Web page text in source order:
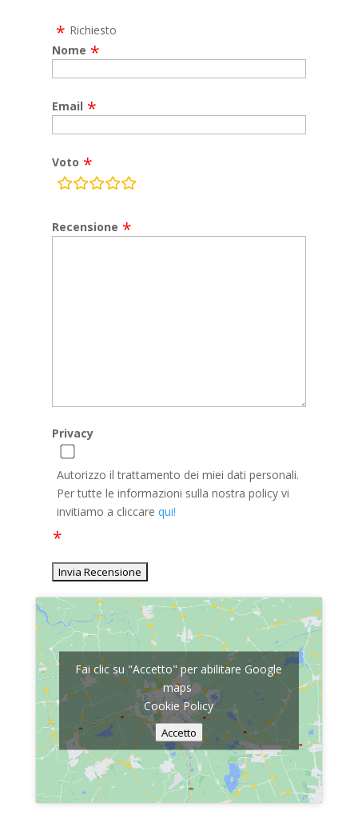
Richiesto
Nome
Email
Voto
rating
Recensione
Privacy
Autorizzo il trattamento dei miei dati personali.
Per tutte le informazioni sulla nostra policy vi
invitiamo a cliccare qui!
Fai clic su "Accetto" per abilitare Google
maps
Cookie Policy
Accetto